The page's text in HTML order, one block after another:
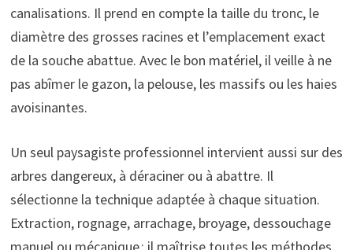
canalisations. Il prend en compte la taille du tronc, le
diamètre des grosses racines et l’emplacement exact
de la souche abattue. Avec le bon matériel, il veille à ne
pas abîmer le gazon, la pelouse, les massifs ou les haies
avoisinantes.
Un seul paysagiste professionnel intervient aussi sur des
arbres dangereux, à déraciner ou à abattre. Il
sélectionne la technique adaptée à chaque situation.
Extraction, rognage, arrachage, broyage, dessouchage
manuel ou mécanique : il maîtrise toutes les méthodes.